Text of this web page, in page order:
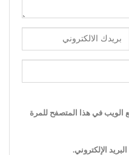
الويب في هذا المتصفح للمرة
الإلكتروني.